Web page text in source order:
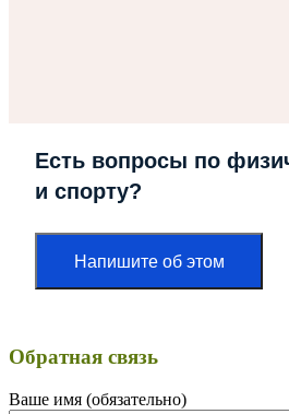
Есть вопросы по
и спорту?
Напишите об этом
Обратная связь
Ваше имя (обязательно)